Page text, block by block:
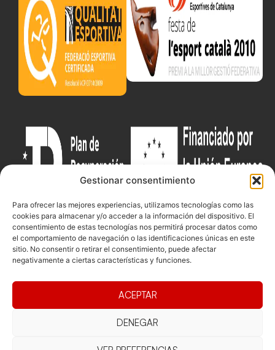
Gestionar consentimiento
Para ofrecer las mejores experiencias, utilizamos tecnologías como las
cookies para almacenar y/o acceder a la información del dispositivo. El
consentimiento de estas tecnologías nos permitirá procesar datos como
el comportamiento de navegación o las identificaciones únicas en este
sitio. No consentir o retirar el consentimiento, puede afectar
negativamente a ciertas características y funciones.
ACEPTAR
DENEGAR
Federació
Junta
Competicions
Pista
Competiciones
Documentacio
Funcionament
Eleccions
Contacte
Jonqueres,
08003